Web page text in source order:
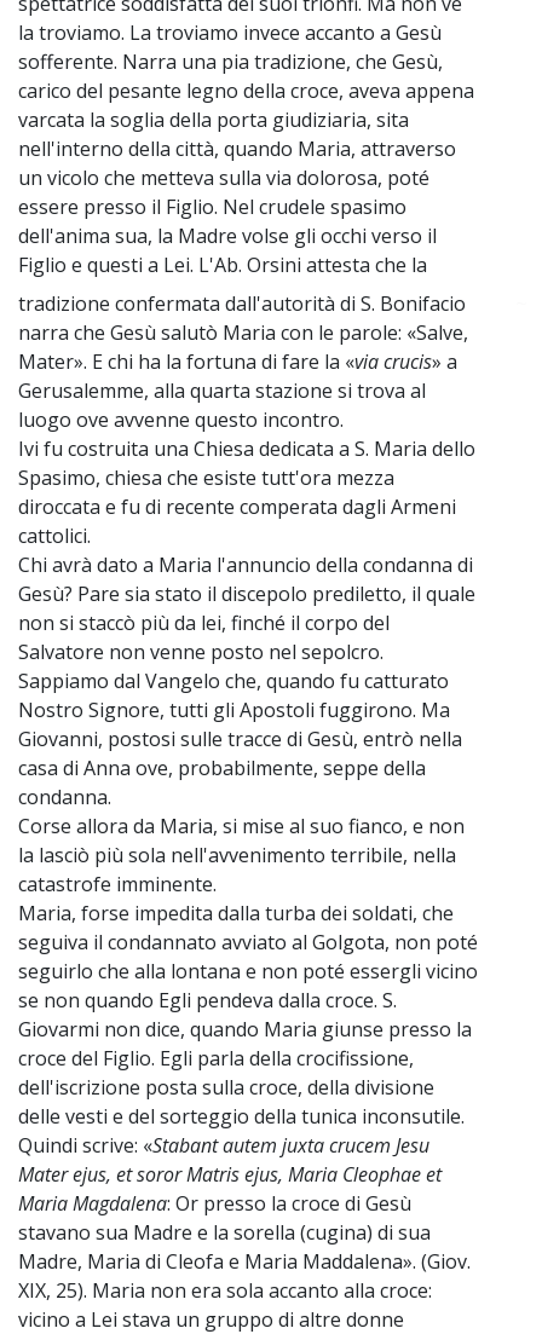
la troviamo. La troviamo invece accanto a Gesù
sofferente. Narra una pia tradizione, che Gesù,
carico del pesante legno della croce, aveva appena
varcata la soglia della porta giudiziaria, sita
nell'interno della città, quando Maria, attraverso
un vicolo che metteva sulla via dolorosa, poté
essere presso il Figlio. Nel crudele spasimo
dell'anima sua, la Madre volse gli occhi verso il
Figlio e questi a Lei. L'Ab. Orsini attesta che la
tradizione confermata dall'autorità di S. Bonifacio
narra che Gesù salutò Maria con le parole: «Salve,
Mater». E chi ha la fortuna di fare la «via crucis» a
Gerusalemme, alla quarta stazione si trova al
luogo ove avvenne questo incontro.
Ivi fu costruita una Chiesa dedicata a S. Maria dello
Spasimo, chiesa che esiste tutt'ora mezza
diroccata e fu di recente comperata dagli Armeni
cattolici.
Chi avrà dato a Maria l'annuncio della condanna di
Gesù? Pare sia stato il discepolo prediletto, il quale
non si staccò più da lei, finché il corpo del
Salvatore non venne posto nel sepolcro.
Sappiamo dal Vangelo che, quando fu catturato
Nostro Signore, tutti gli Apostoli fuggirono. Ma
Giovanni, postosi sulle tracce di Gesù, entrò nella
casa di Anna ove, probabilmente, seppe della
condanna.
Corse allora da Maria, si mise al suo fianco, e non
la lasciò più sola nell'avvenimento terribile, nella
catastrofe imminente.
Maria, forse impedita dalla turba dei soldati, che
seguiva il condannato avviato al Golgota, non poté
seguirlo che alla lontana e non poté essergli vicino
se non quando Egli pendeva dalla croce. S.
Giovarmi non dice, quando Maria giunse presso la
croce del Figlio. Egli parla della crocifissione,
dell'iscrizione posta sulla croce, della divisione
delle vesti e del sorteggio della tunica inconsutile.
Quindi scrive: «Stabant autem juxta crucem Jesu
Mater ejus, et soror Matris ejus, Maria Cleophae et
Maria Magdalena: Or presso la croce di Gesù
stavano sua Madre e la sorella (cugina) di sua
Madre, Maria di Cleofa e Maria Maddalena». (Giov.
XIX, 25). Maria non era sola accanto alla croce:
vicino a Lei stava un gruppo di altre donne